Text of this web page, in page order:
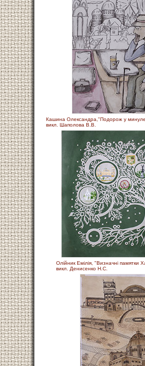
Кашина Олександра,"Подорож у
викл. Шаполова В.В.
Олійник Емілія, "Визначні памятки
викл. Денисенко Н.С.